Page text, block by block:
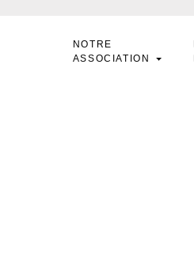
NOTRE
ASSOCIATION